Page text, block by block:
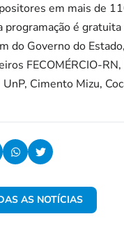
em mais de
programação é
do Governo do
FECOMÉRCIO-
UnP, Cimento Mizu,
AS NOTÍCIAS